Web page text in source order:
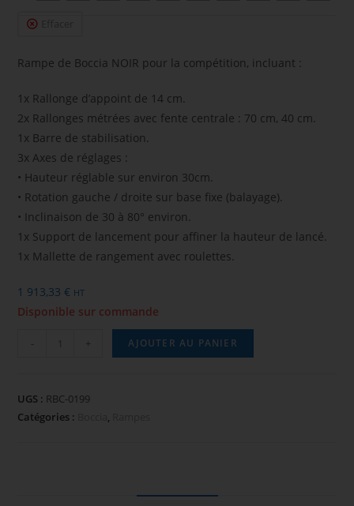
Rampe de Boccia NOIR pour la compétition, incluant :
1x Rallonge d’appoint de 14 cm.
2x Rallonges métrées avec fente centrale : 70 cm, 40 cm.
1x Barre de stabilisation.
3x Axes de réglages :
• Hauteur réglable sur environ 30cm.
• Rotation gauche / droite sur base fixe (balayage).
• Inclinaison de 30 à 80° environ.
1x Support de lancement pour affiner la hauteur de lancé.
1x Mallette de rangement avec roulettes.
1 913,33 € HT
Disponible sur commande
- + AJOUTER AU PANIER
UGS : RBC-0199
Catégories :
,